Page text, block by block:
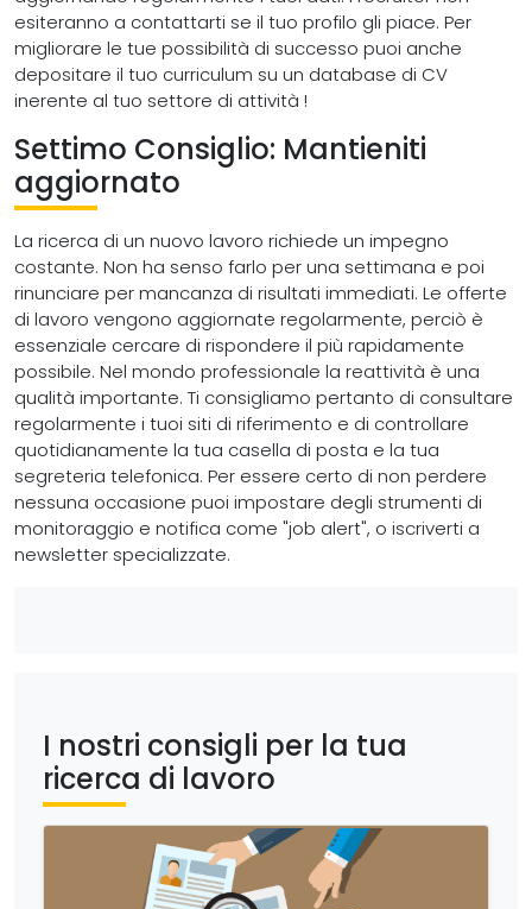
esiteranno a contattarti se il tuo profilo gli piace. Per
migliorare le tue possibilità di successo puoi anche
depositare il tuo curriculum su un database di CV
inerente al tuo settore di attività !
Settimo Consiglio: Mantieniti
aggiornato
La ricerca di un nuovo lavoro richiede un impegno
costante. Non ha senso farlo per una settimana e poi
rinunciare per mancanza di risultati immediati. Le offerte
di lavoro vengono aggiornate regolarmente, perciò è
essenziale cercare di rispondere il più rapidamente
possibile. Nel mondo professionale la reattività è una
qualità importante. Ti consigliamo pertanto di consultare
regolarmente i tuoi siti di riferimento e di controllare
quotidianamente la tua casella di posta e la tua
segreteria telefonica. Per essere certo di non perdere
nessuna occasione puoi impostare degli strumenti di
monitoraggio e notifica come "job alert", o iscriverti a
newsletter specializzate.
I nostri consigli per la tua
ricerca di lavoro